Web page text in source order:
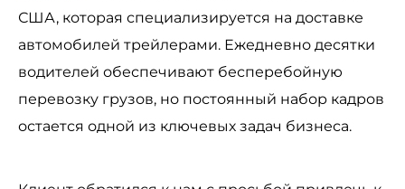
США, которая специализируется на доставке
автомобилей трейлерами. Ежедневно десятки
водителей обеспечивают бесперебойную
перевозку грузов, но постоянный набор кадров
остается одной из ключевых задач бизнеса.